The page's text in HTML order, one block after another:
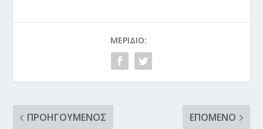
ΜΕΡΊΔΙΟ:
ΠΡΟΗΓΟΎΜΕΝΟΣ ΕΠΌΜΕΝΟ